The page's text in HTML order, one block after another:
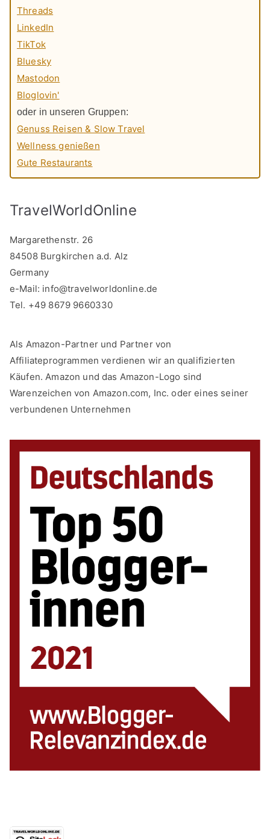
Threads
LinkedIn
TikTok
Bluesky
Mastodon
Bloglovin'
oder in unseren Gruppen:
Genuss Reisen & Slow Travel
Wellness genießen
Gute Restaurants
TravelWorldOnline
Margarethenstr. 26
84508 Burgkirchen a.d. Alz
Germany
e-Mail: info@travelworldonline.de
Tel. +49 8679 9660330
Als Amazon-Partner und Partner von
Affiliateprogrammen verdienen wir an qualifizierten
Käufen. Amazon und das Amazon-Logo sind
Warenzeichen von Amazon.com, Inc. oder eines seiner
verbundenen Unternehmen